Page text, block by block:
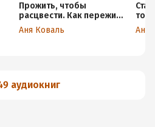
Прожить, чтобы
расцвести. Как пережить
трудные времена.
Аня Коваль
Аня
аудиокниг